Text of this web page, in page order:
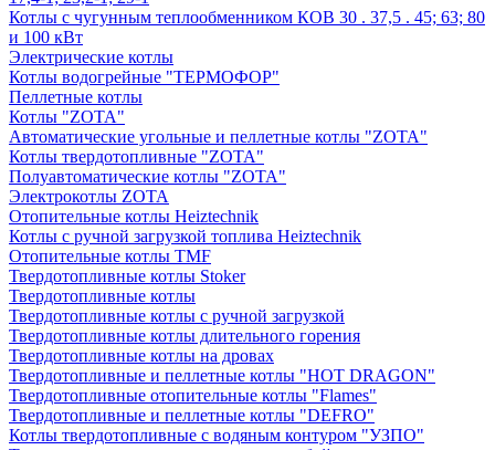
Котлы с чугунным теплообменником КОВ 30 . 37,5 . 45; 63; 80
и 100 кВт
Электрические котлы
Котлы водогрейные "ТЕРМОФОР"
Пеллетные котлы
Котлы "ZOTA"
Автоматические угольные и пеллетные котлы "ZOTA"
Котлы твердотопливные "ZOTA"
Полуавтоматические котлы "ZOTA"
Электрокотлы ZOTA
Отопительные котлы Heiztechnik
Котлы с ручной загрузкой топлива Heiztechnik
Отопительные котлы TMF
Твердотопливные котлы Stoker
Твердотопливные котлы
Твердотопливные котлы с ручной загрузкой
Твердотопливные котлы длительного горения
Твердотопливные котлы на дровах
Твердотопливные и пеллетные котлы "HOT DRAGON"
Твердотопливные отопительные котлы "Flames"
Твердотопливные и пеллетные котлы "DEFRO"
Котлы твердотопливные с водяным контуром "УЗПО"